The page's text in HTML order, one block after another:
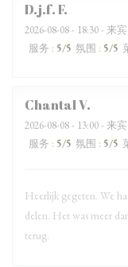
D.j.f.F
2026-08-08 - 18:30 - 来
服务 : 5/5 氛围 : 5/5
ChantalV
2026-08-08 - 13:00 - 来
服务 : 5/5 氛围 : 5/5
Heerlijk gegeten. We
delen. Het was meer
terug.